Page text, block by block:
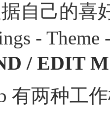
自己的喜
- Theme
/ EDIT
有两种工